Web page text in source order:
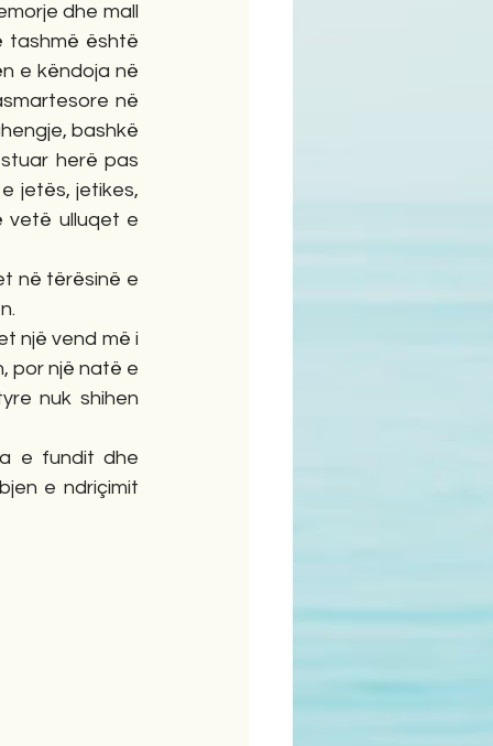
dhe mall
tashmë është
e këndoja në
në
bashkë
herë pas
jetës, jetikes,
vetë ulluqet e
në tërësinë e
një vend më i
por një natë e
nuk shihen
e fundit dhe
e ndriçimit